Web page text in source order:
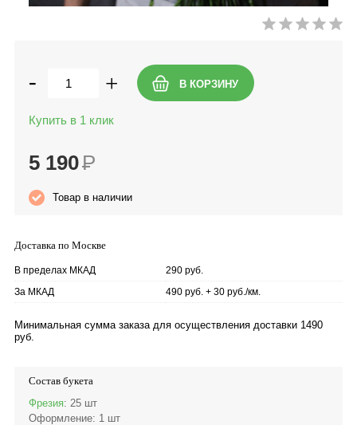
- +
Купить в 1 клик
5 190Р
Товар в наличии
Доставка по Москве
В пределах МКАД
290 руб.
За МКАД
490 руб. + 30 руб./км.
Минимальная сумма заказа для осуществления доставки 1490
руб.
Состав букета
Фрезия: 25 шт
Оформление: 1 шт